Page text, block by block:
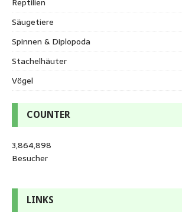
Säugetiere
Spinnen & Diplopoda
Stachelhäuter
Vögel
COUNTER
3,864,898
Besucher
LINKS